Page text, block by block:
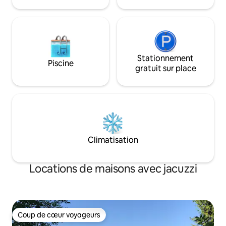
d'été pour les familles et les amis.
Piscine
Stationnement
gratuit sur place
Climatisation
Locations de maisons avec jacuzzi
Coup de cœur voyageurs
Coup de cœur voyageurs